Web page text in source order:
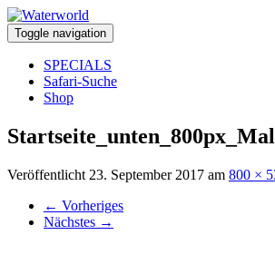
Toggle navigation
SPECIALS
Safari-Suche
Shop
Veröffentlicht 23. September 2017 am 800 ×
← Vorheriges
Nächstes →